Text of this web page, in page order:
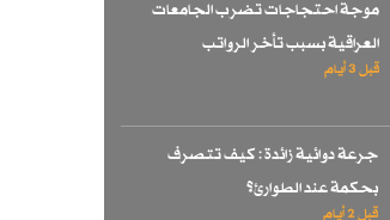
موجة احتجاجات تضرب الجامعات
العراقية بسبب تأخر الرواتب
قبل 3 أيام
جرعة دوائية زائدة : كيف تتصرف
بحكمة عند الطوارئ؟
قبل 2 أيام